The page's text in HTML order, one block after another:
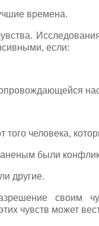
времена.
если:
того человека,
были
другие.
своим
чувств может